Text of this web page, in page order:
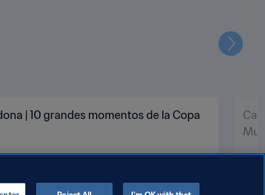
| 10 grandes momentos de la Copa